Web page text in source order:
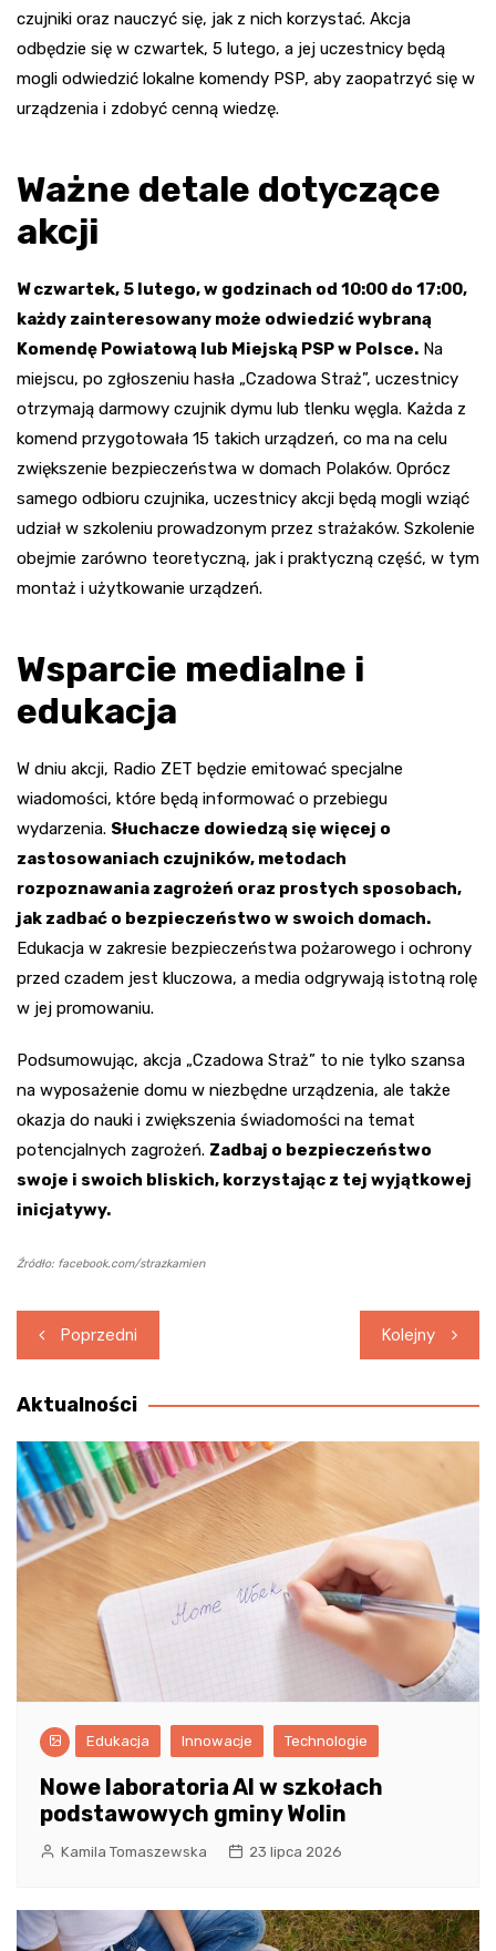
czujniki oraz nauczyć się, jak z nich korzystać. Akcja
odbędzie się w czwartek, 5 lutego, a jej uczestnicy będą
mogli odwiedzić lokalne komendy PSP, aby zaopatrzyć się w
urządzenia i zdobyć cenną wiedzę.
Ważne detale dotyczące
akcji
W czwartek, 5 lutego, w godzinach od 10:00 do 17:00,
każdy zainteresowany może odwiedzić wybraną
Komendę Powiatową lub Miejską PSP w Polsce. Na
miejscu, po zgłoszeniu hasła „Czadowa Straż”, uczestnicy
otrzymają darmowy czujnik dymu lub tlenku węgla. Każda z
komend przygotowała 15 takich urządzeń, co ma na celu
zwiększenie bezpieczeństwa w domach Polaków. Oprócz
samego odbioru czujnika, uczestnicy akcji będą mogli wziąć
udział w szkoleniu prowadzonym przez strażaków. Szkolenie
obejmie zarówno teoretyczną, jak i praktyczną część, w tym
montaż i użytkowanie urządzeń.
Wsparcie medialne i
edukacja
W dniu akcji, Radio ZET będzie emitować specjalne
wiadomości, które będą informować o przebiegu
wydarzenia. Słuchacze dowiedzą się więcej o
zastosowaniach czujników, metodach
rozpoznawania zagrożeń oraz prostych sposobach,
jak zadbać o bezpieczeństwo w swoich domach.
Edukacja w zakresie bezpieczeństwa pożarowego i ochrony
przed czadem jest kluczowa, a media odgrywają istotną rolę
w jej promowaniu.
Podsumowując, akcja „Czadowa Straż” to nie tylko szansa
na wyposażenie domu w niezbędne urządzenia, ale także
okazja do nauki i zwiększenia świadomości na temat
potencjalnych zagrożeń. Zadbaj o bezpieczeństwo
swoje i swoich bliskich, korzystając z tej wyjątkowej
inicjatywy.
Źródło: facebook.com/strazkamien
Nawigacja
wpisu
Poprzedni Kolejny
Aktualności
Edukacja Innowacje Technologie
Nowe laboratoria AI w szkołach
podstawowych gminy Wolin
Kamila Tomaszewska 23 lipca 2026